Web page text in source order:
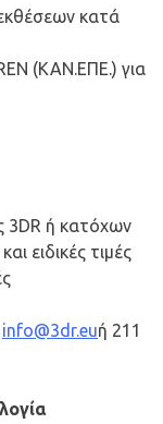
κατά
(ΚΑΝ.ΕΠΕ.) για
3DR ή κατόχων
ειδικές τιμές
info@3dr.euή 211